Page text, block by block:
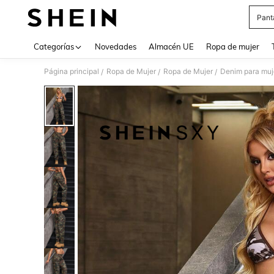
Categorías Novedades Almacén UE Ropa de mujer
Página principal / Ropa de Mujer / Ropa de Mujer / Denim para